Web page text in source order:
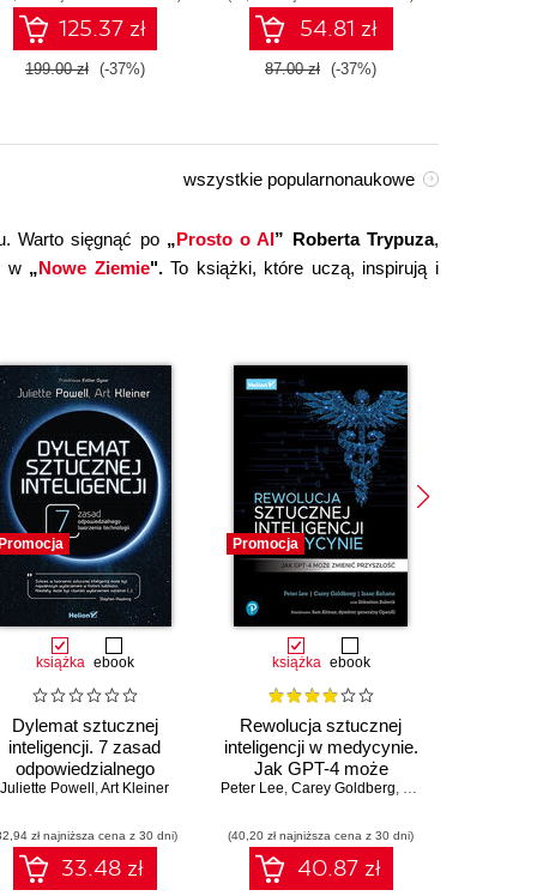
125.37 zł
199.00 zł (-37%)
technologiami OpenAI
dla zwiększenia
produktywności i
kreatywności. Wydanie II
54.81 zł
87.00 zł (-37%)
Warto sięgnąć po „Prosto o AI” Roberta Trypuza,
w „Nowe Ziemie".To książki, które uczą, inspirują i
wszystkie popularnonaukowe
Promocja
książka ebook
Dylemat sztucznej
inteligencji. 7 zasad
odpowiedzialnego
tworzenia technologii
Juliette Powell ,Art Kleiner
zł najniższa cena z 30 dni)
33.48 zł
Promocja
książka ebook
Rewolucja sztucznej
inteligencji w medycynie.
Jak GPT-4 może
zmienić przyszłość
Peter Lee,Carey Goldberg, Isaac Kohane
(40,20 zł najniższa cena z 30 dni)
40.87 zł